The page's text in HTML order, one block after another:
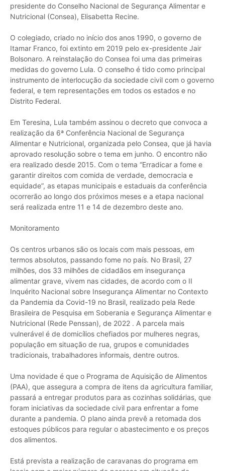
presidente do Conselho Nacional de Segurança Alimentar e
Nutricional (Consea), Elisabetta Recine.
O colegiado, criado no início dos anos 1990, o governo de
Itamar Franco, foi extinto em 2019 pelo ex-presidente Jair
Bolsonaro. A reinstalação do Consea foi uma das primeiras
medidas do governo Lula. O conselho é tido como principal
instrumento de interlocução da sociedade civil com o governo
federal, e tem representações em todos os estados e no
Distrito Federal.
Em Teresina, Lula também assinou o decreto que convoca a
realização da 6ª Conferência Nacional de Segurança
Alimentar e Nutricional, organizada pelo Consea, que já havia
aprovado resolução sobre o tema em junho. O encontro não
era realizado desde 2015. Com o tema “Erradicar a fome e
garantir direitos com comida de verdade, democracia e
equidade”, as etapas municipais e estaduais da conferência
ocorrerão ao longo dos próximos meses e a etapa nacional
será realizada entre 11 e 14 de dezembro deste ano.
Monitoramento
Os centros urbanos são os locais com mais pessoas, em
termos absolutos, passando fome no país. No Brasil, 27
milhões, dos 33 milhões de cidadãos em insegurança
alimentar grave, vivem nas cidades, de acordo com o II
Inquérito Nacional sobre Insegurança Alimentar no Contexto
da Pandemia da Covid-19 no Brasil, realizado pela Rede
Brasileira de Pesquisa em Soberania e Segurança Alimentar e
Nutricional (Rede Penssan), de 2022 . A parcela mais
vulnerável é de domicílios chefiados por mulheres negras,
população em situação de rua, grupos e comunidades
tradicionais, trabalhadores informais, dentre outros.
Uma novidade é que o Programa de Aquisição de Alimentos
(PAA), que assegura a compra de itens da agricultura familiar,
passará a entregar produtos para as cozinhas solidárias, que
foram iniciativas da sociedade civil para enfrentar a fome
durante a pandemia. O plano ainda prevê a retomada dos
estoques públicos para regular o abastecimento e os preços
dos alimentos.
Está prevista a realização de caravanas do programa em